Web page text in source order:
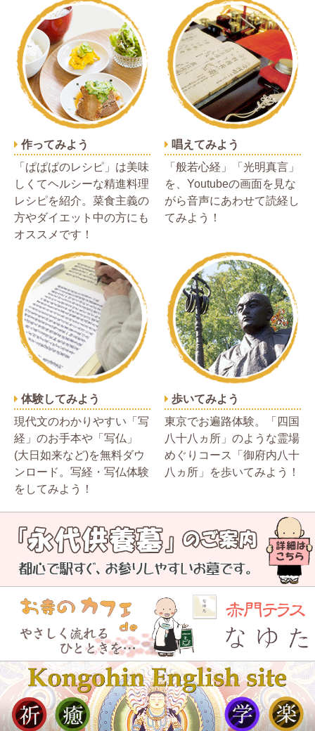
作ってみよう
「ぱぱぱのレシピ」は美味
しくてヘルシーな精進料理
レシピを紹介。菜食主義の
方やダイエット中の方にも
オススメです！
唱えてみよう
「般若心経」「光明真言」
を、Youtubeの画面を見な
がら音声にあわせて読経し
てみよう！
体験してみよう
現代文のわかりやすい「写
経」のお手本や「写仏」
(大日如来など)を無料ダウ
ンロード。写経・写仏体験
をしてみよう！
歩いてみよう
東京でお遍路体験。「四国
八十八ヵ所」のような霊場
めぐりコース「御府内八十
八ヵ所」を歩いてみよう！